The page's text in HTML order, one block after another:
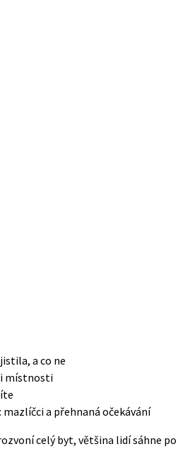
a co ne
místnosti
mazlíčci a přehnaná očekávání
celý byt, většina lidí sáhne po